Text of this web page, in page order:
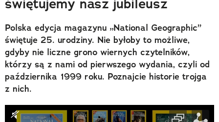
Newsletter
Cuda Polski
Wielki Konkurs Fotograficzny
Polecane
świętujemy nasz jubileusz
Polska edycja magazynu „National Geographic”
świętuje 25. urodziny. Nie byłoby to możliwe,
gdyby nie liczne grono wiernych czytelników,
którzy są z nami od pierwszego wydania, czyli od
października 1999 roku. Poznajcie historie trojga
z nich.